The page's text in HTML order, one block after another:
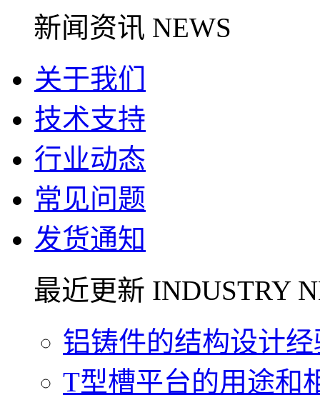
新闻资讯 NEWS
关于我们
技术支持
行业动态
常见问题
发货通知
最近更新 INDUSTRY
铝铸件的结构设计经
T型槽平台的用途和